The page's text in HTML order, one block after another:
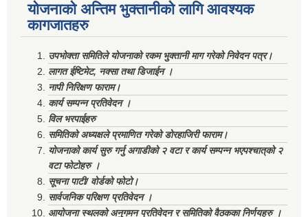
योजनाको अन्तिम भुक्तानीको लागि आवश्यक
कागजातहरु
उपभोक्ता समितिले योजनाको रकम भुक्तानी माग गरेको निवेदन पत्र।
लागत ईष्टिमेट, नक्सा तथा डिजाईन ।
नापी निरिक्षण फाराम।
कार्य सम्पन्न प्रतिवेदन ।
विल भरपाईहरु
समितिको अध्यक्षले प्रमाणित गरेको डोरहाजिरी फाराम।
योजनाको कार्य सुरु गर्नु अगाडीको २ वटा र कार्य सम्पन्न भएपश्चात्‌को २
वटा फोटोहरु ।
सूचना पाटी/ वोर्डको फोटो।
सार्वजनिक परिक्षण प्रतिवेदन ।
आयोजना स्थलको अनुगमन प्रतिवेदन र समितिको वैठकका निर्णयहरु ।